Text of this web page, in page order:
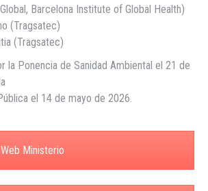
Barcelona Institute of Global Health)
(Tragsatec)
(Tragsatec)
la Ponencia de Sanidad Ambiental el 21 de
el 14 de mayo de 2026.
Ministerio